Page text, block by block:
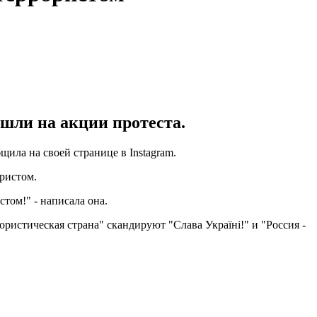
на акции протеста.
на своей странице в Instagram.
- написала она.
страна" скандируют "Слава Україні!" и "Россия -